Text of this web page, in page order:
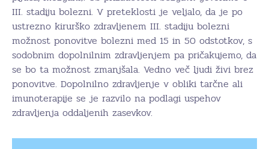
III. stadiju bolezni. V preteklosti je veljalo, da je po
ustrezno kirurško zdravljenem III. stadiju bolezni
možnost ponovitve bolezni med 15 in 50 odstotkov, s
sodobnim dopolnilnim zdravljenjem pa pričakujemo, da
se bo ta možnost zmanjšala. Vedno več ljudi živi brez
ponovitve. Dopolnilno zdravljenje v obliki tarčne ali
imunoterapije se je razvilo na podlagi uspehov
zdravljenja oddaljenih zasevkov.